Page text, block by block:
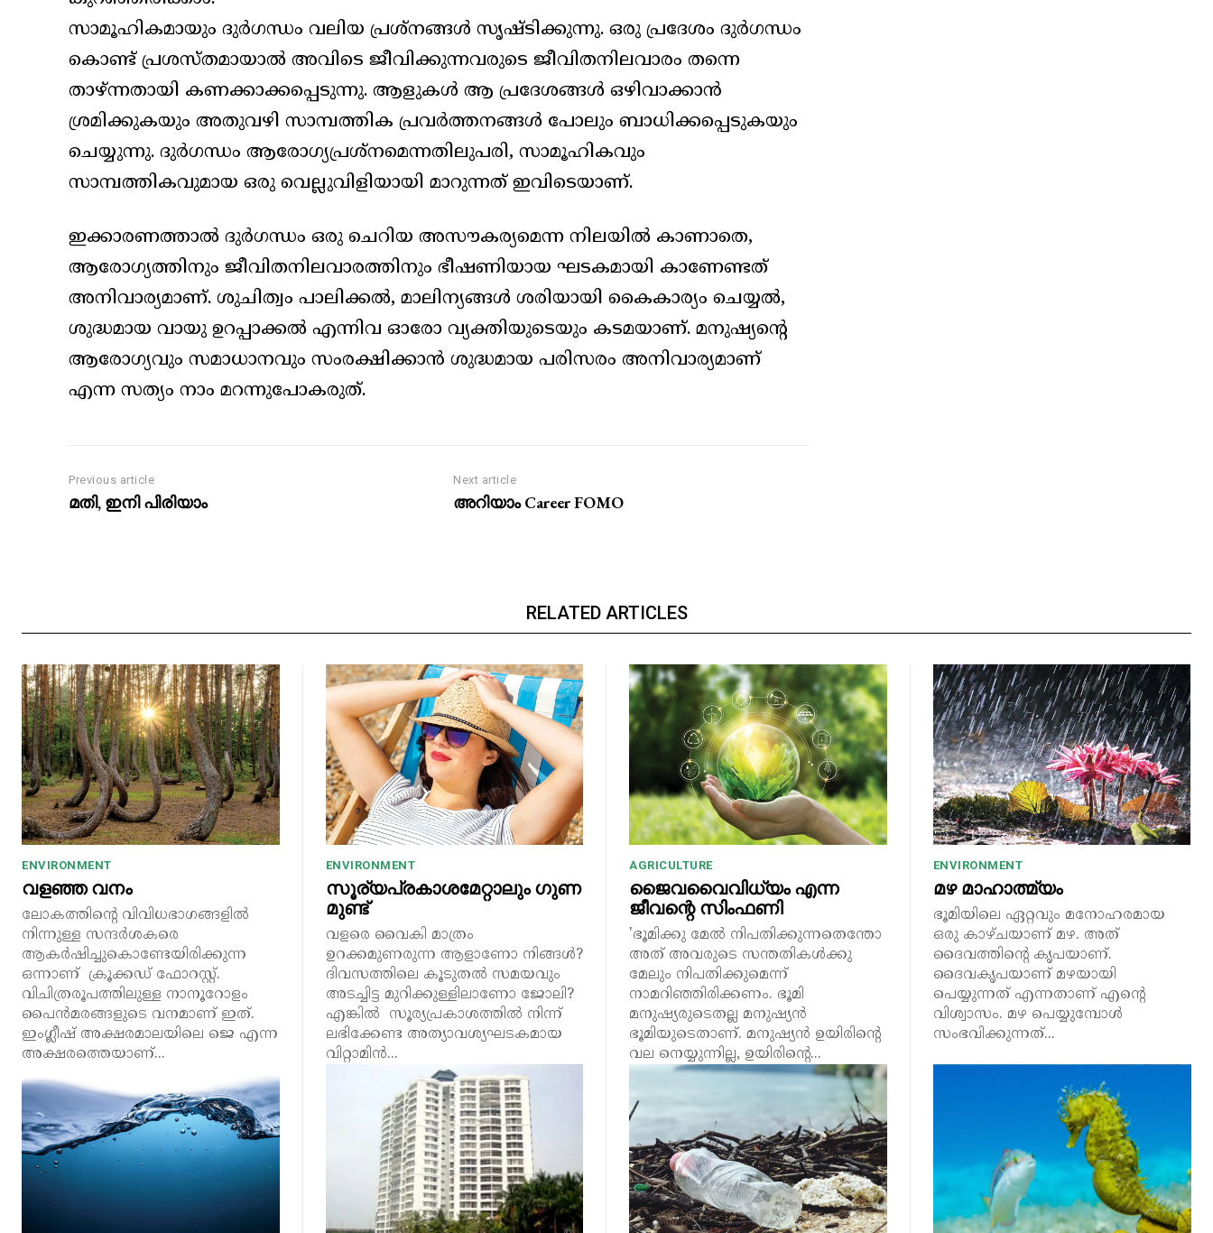
സാമൂഹികമായും ദുർഗന്ധം വലിയ പ്രശ്നങ്ങൾ സൃഷ്ടിക്കുന്നു. ഒരു പ്രദേശം ദുർഗന്ധം
കൊണ്ട് പ്രശസ്തമായാൽ അവിടെ ജീവിക്കുന്നവരുടെ ജീവിതനിലവാരം തന്നെ
താഴ്ന്നതായി കണക്കാക്കപ്പെടുന്നു. ആളുകൾ ആ പ്രദേശങ്ങൾ ഒഴിവാക്കാൻ
ശ്രമിക്കുകയും അതുവഴി സാമ്പത്തിക പ്രവർത്തനങ്ങൾ പോലും ബാധിക്കപ്പെടുകയും
ചെയ്യുന്നു. ദുർഗന്ധം ആരോഗ്യപ്രശ്നമെന്നതിലുപരി, സാമൂഹികവും
സാമ്പത്തികവുമായ ഒരു വെല്ലുവിളിയായി മാറുന്നത് ഇവിടെയാണ്.
ഇക്കാരണത്താൽ ദുർഗന്ധം ഒരു ചെറിയ അസൗകര്യമെന്ന നിലയിൽ കാണാതെ,
ആരോഗ്യത്തിനും ജീവിതനിലവാരത്തിനും ഭീഷണിയായ ഘടകമായി കാണേണ്ടത്
അനിവാര്യമാണ്. ശുചിത്വം പാലിക്കൽ, മാലിന്യങ്ങൾ ശരിയായി കൈകാര്യം ചെയ്യൽ,
ശുദ്ധമായ വായു ഉറപ്പാക്കൽ എന്നിവ ഓരോ വ്യക്തിയുടെയും കടമയാണ്. മനുഷ്യന്റെ
ആരോഗ്യവും സമാധാനവും സംരക്ഷിക്കാൻ ശുദ്ധമായ പരിസരം അനിവാര്യമാണ്
എന്ന സത്യം നാം മറന്നുപോകരുത്.
Previous article
മതി, ഇനി പിരിയാം
Next article
അറിയാം Career FOMO
RELATED ARTICLES
ENVIRONMENT
വളഞ്ഞ വനം
ലോകത്തിന്റെ വിവിധഭാഗങ്ങളിൽ
നിന്നുള്ള സന്ദർശകരെ
ആകർഷിച്ചുകൊണ്ടേയിരിക്കുന്ന
ഒന്നാണ് ക്രൂക്കഡ് ഫോറസ്റ്റ്.
വിചിത്രരൂപത്തിലുള്ള നാനൂറോളം
പൈൻമരങ്ങളുടെ വനമാണ് ഇത്.
ഇംഗ്ലീഷ് അക്ഷരമാലയിലെ ജെ എന്ന
അക്ഷരത്തെയാണ്...
ENVIRONMENT
സൂര്യപ്രകാശമേറ്റാലും ഗുണ
മുണ്ട്
വളരെ വൈകി മാത്രം
ഉറക്കമുണരുന്ന ആളാണോ നിങ്ങൾ?
ദിവസത്തിലെ കൂടുതൽ സമയവും
അടച്ചിട്ട മുറിക്കുള്ളിലാണോ ജോലി?
എങ്കിൽ സൂര്യപ്രകാശത്തിൽ നിന്ന്
ലഭിക്കേണ്ട അത്യാവശ്യഘടകമായ
വിറ്റാമിൻ...
AGRICULTURE
ജൈവവൈവിധ്യം എന്ന
ജീവന്റെ സിംഫണി
'ഭൂമിക്കു മേൽ നിപതിക്കുന്നതെന്തോ
അത് അവരുടെ സന്തതികൾക്കു
മേലും നിപതിക്കുമെന്ന്
നാമറിഞ്ഞിരിക്കണം. ഭൂമി
മനുഷ്യരുടെതല്ല മനുഷ്യൻ
ഭൂമിയുടെതാണ്. മനുഷ്യൻ ഉയിരിന്റെ
വല നെയ്യുന്നില്ല, ഉയിരിന്റെ...
ENVIRONMENT
മഴ മാഹാത്മ്യം
ഭൂമിയിലെ ഏറ്റവും മനോഹരമായ
ഒരു കാഴ്ചയാണ് മഴ. അത്
ദൈവത്തിന്റെ കൃപയാണ്.
ദൈവകൃപയാണ് മഴയായി
പെയ്യുന്നത് എന്നതാണ് എന്റെ
വിശ്വാസം. മഴ പെയ്യുമ്പോൾ
സംഭവിക്കുന്നത്...